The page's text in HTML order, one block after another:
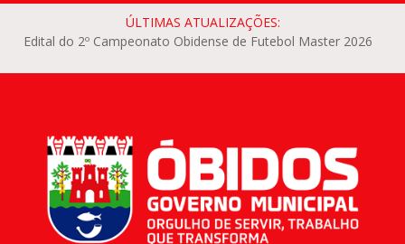
ÚLTIMAS ATUALIZAÇÕES:
Edital do 2º Campeonato Obidense de Futebol Master 2026